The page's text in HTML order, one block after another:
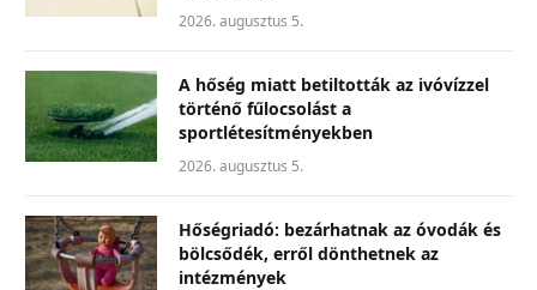
2026. augusztus 5.
A hőség miatt betiltották az ivóvízzel
történő fűlocsolást a
sportlétesítményekben
2026. augusztus 5.
Hőségriadó: bezárhatnak az óvodák és
bölcsődék, erről dönthetnek az
intézmények